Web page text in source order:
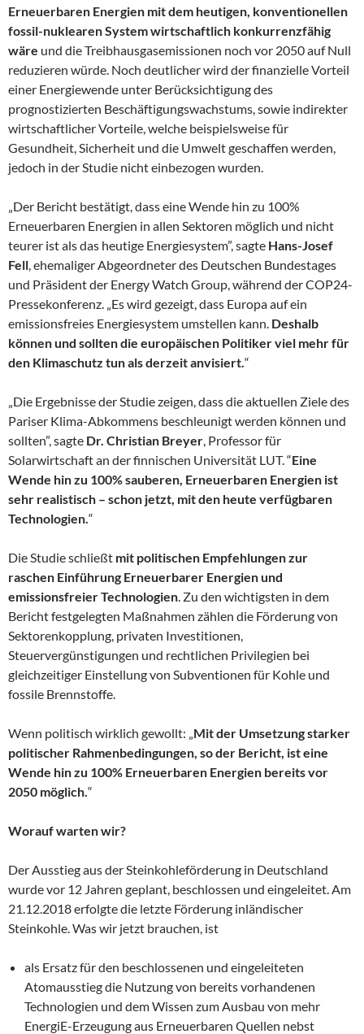
Erneuerbaren Energien mit dem heutigen, konventionellen
fossil-nuklearen System wirtschaftlich konkurrenzfähig
wäre und die Treibhausgasemissionen noch vor 2050 auf Null
reduzieren würde. Noch deutlicher wird der finanzielle Vorteil
einer Energiewende unter Berücksichtigung des
prognostizierten Beschäftigungswachstums, sowie indirekter
wirtschaftlicher Vorteile, welche beispielsweise für
Gesundheit, Sicherheit und die Umwelt geschaffen werden,
jedoch in der Studie nicht einbezogen wurden.
„Der Bericht bestätigt, dass eine Wende hin zu 100%
Erneuerbaren Energien in allen Sektoren möglich und nicht
teurer ist als das heutige Energiesystem”, sagte Hans-Josef
Fell, ehemaliger Abgeordneter des Deutschen Bundestages
und Präsident der Energy Watch Group, während der COP24-
Pressekonferenz. „Es wird gezeigt, dass Europa auf ein
emissionsfreies Energiesystem umstellen kann. Deshalb
können und sollten die europäischen Politiker viel mehr für
den Klimaschutz tun als derzeit anvisiert.“
„Die Ergebnisse der Studie zeigen, dass die aktuellen Ziele des
Pariser Klima-Abkommens beschleunigt werden können und
sollten”, sagte Dr. Christian Breyer, Professor für
Solarwirtschaft an der finnischen Universität LUT. “Eine
Wende hin zu 100% sauberen, Erneuerbaren Energien ist
sehr realistisch – schon jetzt, mit den heute verfügbaren
Technologien.“
Die Studie schließt mit politischen Empfehlungen zur
raschen Einführung Erneuerbarer Energien und
emissionsfreier Technologien. Zu den wichtigsten in dem
Bericht festgelegten Maßnahmen zählen die Förderung von
Sektorenkopplung, privaten Investitionen,
Steuervergünstigungen und rechtlichen Privilegien bei
gleichzeitiger Einstellung von Subventionen für Kohle und
fossile Brennstoffe.
Wenn politisch wirklich gewollt: „Mit der Umsetzung starker
politischer Rahmenbedingungen, so der Bericht, ist eine
Wende hin zu 100% Erneuerbaren Energien bereits vor
2050 möglich.“
Worauf warten wir?
Der Ausstieg aus der Steinkohleförderung in Deutschland
wurde vor 12 Jahren geplant, beschlossen und eingeleitet. Am
21.12.2018 erfolgte die letzte Förderung inländischer
Steinkohle. Was wir jetzt brauchen, ist
als Ersatz für den beschlossenen und eingeleiteten
Atomausstieg die Nutzung von bereits vorhandenen
Technologien und dem Wissen zum Ausbau von mehr
EnergiE-Erzeugung aus Erneuerbaren Quellen nebst